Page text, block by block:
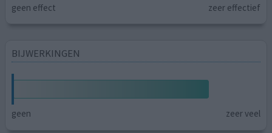
geen effect zeer effectief
BIJWERKINGEN
geen zeer veel